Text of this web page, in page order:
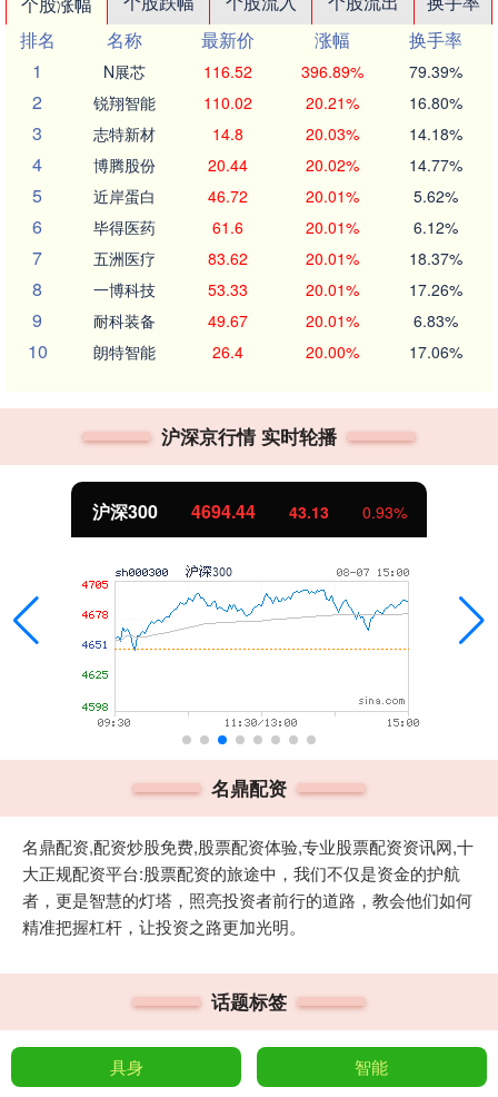
排名
名称 最新价 涨幅
换手率
1
N展芯 116.52 396.89% 79.39%
2 锐翔智能 110.02 20.21% 16.80%
3 志特新材 14.8 20.03% 14.18%
4 博腾股份 20.44 20.02% 14.77%
5 近岸蛋白 46.72 20.01% 5.62%
6 毕得医药 61.6 20.01% 6.12%
7 五洲医疗 83.62 20.01% 18.37%
8 一博科技 53.33 20.01% 17.26%
9 耐科装备 49.67 20.01% 6.83%
10 朗特智能 26.4 20.00% 17.06%
沪深京行情 实时轮播
沪深300 4694.44 43.13 0.93%
名鼎配资
名鼎配资,配资炒股免费,股票配资体验,专业股票配资资讯网,十
大正规配资平台:股票配资的旅途中，我们不仅是资金的护航
者，更是智慧的灯塔，照亮投资者前行的道路，教会他们如何
精准把握杠杆，让投资之路更加光明。
话题标签
具身 智能